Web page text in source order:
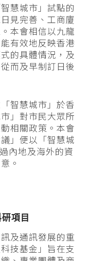
慧城市」試點的
見完善、工商廈
本會相信以九龍
有效地反映香港
的具體情況，及
而及早制訂日後
智慧城市」於香
」對市民大眾所
相關政策。本會
」便以「智慧城
內地及海外的資
。
項目
及通訊發展的重
技基金」旨在支